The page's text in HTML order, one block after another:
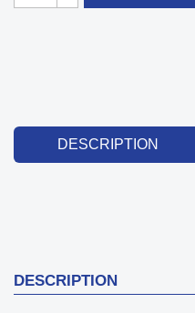
DESCRIPTION
DESCRIPTION